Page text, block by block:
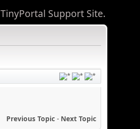
Support Site.
Previous Topic- Next Topic